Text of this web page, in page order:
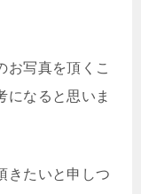
お写真を頂くこ
になると思いま
きたいと申しつ